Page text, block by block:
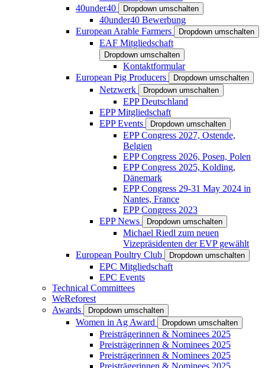
40under40
Dropdown umschalten
40under40 Bewerbung
European Arable Farmers
Dropdown umschalten
EAF Mitgliedschaft
Dropdown umschalten
Kontaktformular
European Pig Producers
Dropdown umschalten
Netzwerk Dropdown umschalten
EPP Deutschland
EPP Mitgliedschaft
EPP Events
Dropdown umschalten
EPP Congress 2027, Ostende,
Belgien
EPP Congress 2026, Posen, Polen
EPP Congress 2025, Kolding,
Dänemark
EPP Congress 29-31 May 2024 in
Nantes, France
EPP Congress 2023
EPP News
Dropdown umschalten
Michael Riedl zum neuen
Vizepräsidenten der EVP gewählt
European Poultry Club
Dropdown umschalten
EPC Mitgliedschaft
EPC Events
Technical Committees
WeReforest
Awards
Dropdown umschalten
Women in Ag Award Dropdown umschalten
Preisträgerinnen & Nominees 2025
Preisträgerinnen & Nominees 2025
Preisträgerinnen & Nominees 2025